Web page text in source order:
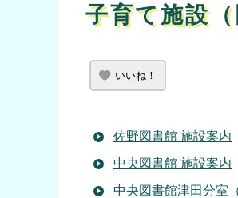
子育て施設（
いいね！
佐野図書館 施設案内
中央図書館 施設案内
中央図書館津田分室